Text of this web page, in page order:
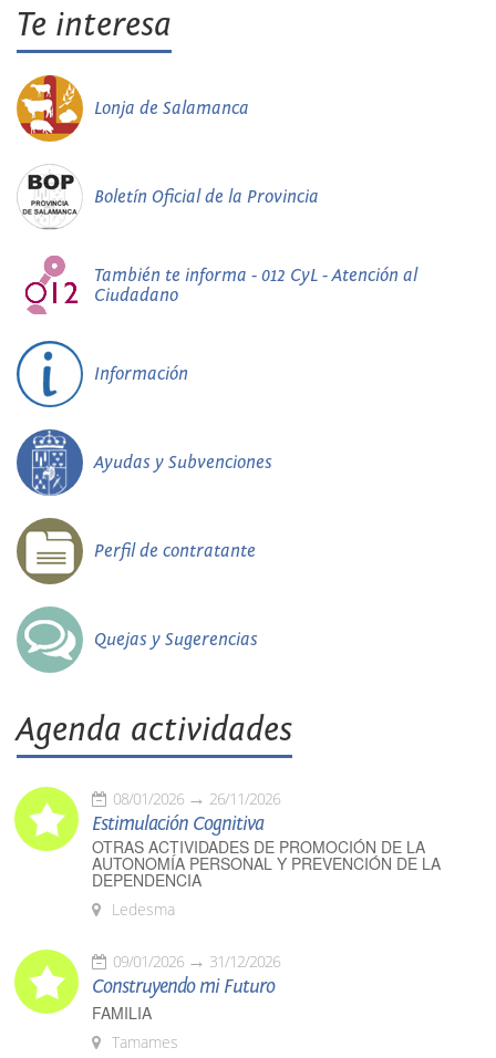
Te interesa
Lonja de Salamanca
Boletín Oficial de la Provincia
También te informa - 012 CyL - Atención al
Ciudadano
Información
Ayudas y Subvenciones
Perfil de contratante
Quejas y Sugerencias
Agenda actividades
08/01/2026 26/11/2026
Estimulación Cognitiva
OTRAS ACTIVIDADES DE PROMOCIÓN DE LA
AUTONOMÍA PERSONAL Y PREVENCIÓN DE LA
DEPENDENCIA
Ledesma
09/01/2026 31/12/2026
Construyendo mi Futuro
FAMILIA
Tamames